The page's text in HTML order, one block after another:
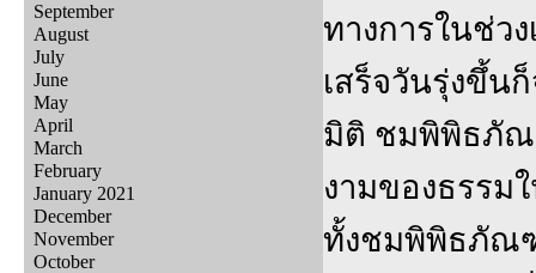
September
August
July
June
May
April
March
February
January 2021
December
November
October
ทางการในช่ว
เสร็จวันรุ่งขึ้น
มิติ ชมพิพิธภัณ
งามของธรรม
ทั้งชมพิพิธภัณ